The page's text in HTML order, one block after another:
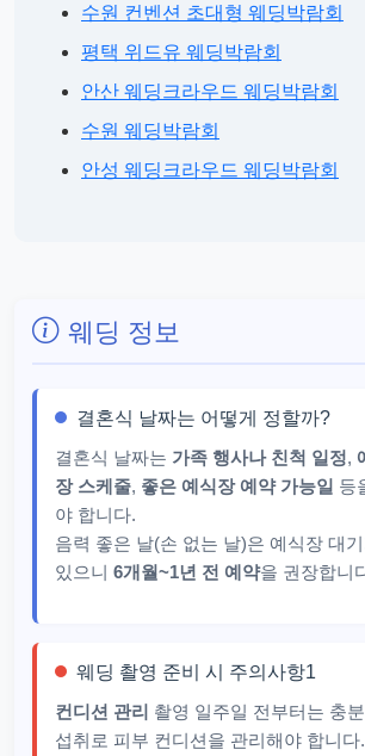
수원 컨벤션 초대형 웨딩박람회
평택 위드유 웨딩박람회
안산 웨딩크라우드 웨딩박람회
수원 웨딩박람회
안성 웨딩크라우드 웨딩박람회
웨딩 정보
결혼식 날짜는 어떻게 정할까?
결혼식 날짜는 가족 행사나 친척 일정,
장 스케줄, 좋은 예식장 예약 가능일 등
야 합니다.
음력 좋은 날(손 없는 날)은 예식장 대
있으니 6개월~1년 전 예약을 권장합니
웨딩 촬영 준비 시 주의사항1
컨디션 관리 촬영 일주일 전부터는 충
섭취로 피부 컨디션을 관리해야 합니다